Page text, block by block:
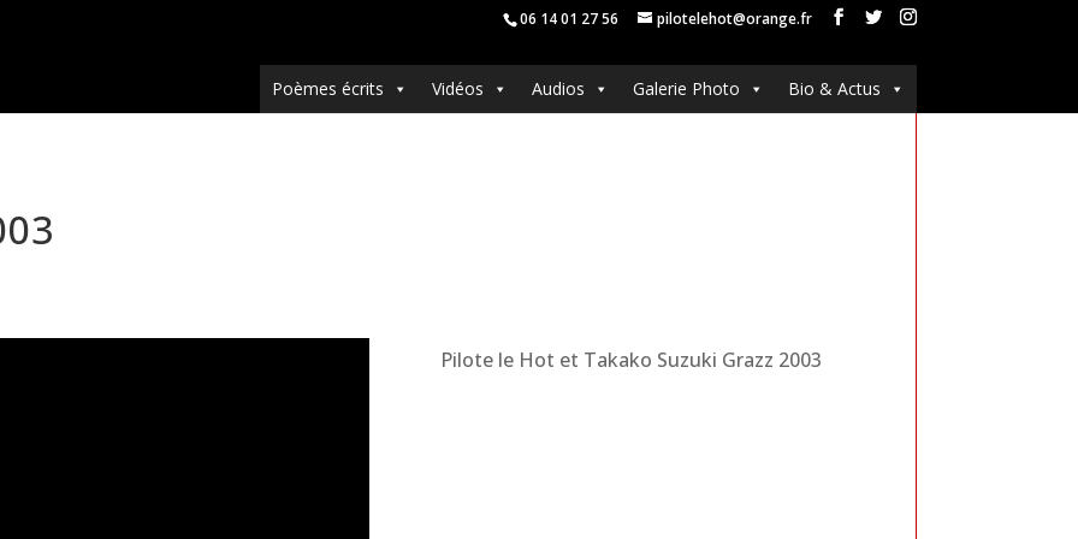
06 14 01 27 56 pilotelehot@orange.fr
Poèmes écrits Vidéos Audios Galerie Photo Bio & Actus
Pilote le Hot et Takako Suzuki Grazz 2003